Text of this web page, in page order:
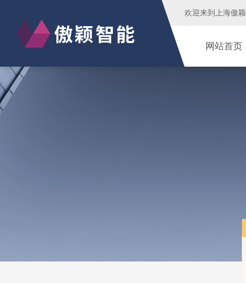
欢迎来到 上海傲
网站首页